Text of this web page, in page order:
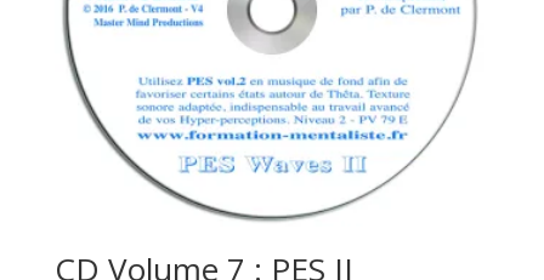
CD Volume 7 : PES II